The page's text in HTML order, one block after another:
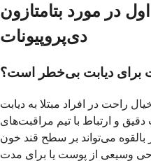
در مورد بتامتازون
دی‌پروپیونات
برای دیابت بی‌خطر است؟
راحت در افراد مبتلا به دیابت
دقیق و ارتباط با تیم مراقبت‌های
بالقوه می‌تواند بر سطح قند خون
وسیعی از پوست یا برای مدت